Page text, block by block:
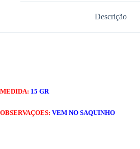
Descrição
MEDIDA: 15 GR
OBSERVAÇOES: VEM NO SAQUINHO